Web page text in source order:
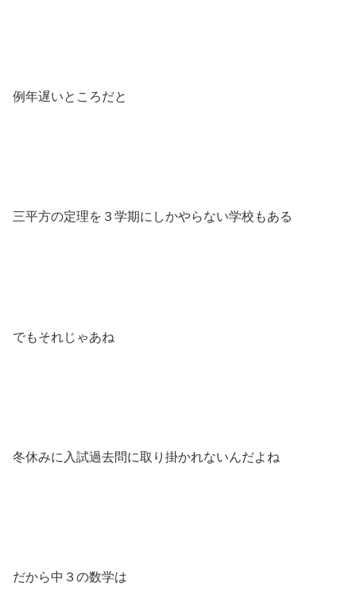
例年遅いところだと
三平方の定理を３学期にしかやらない学校もある
でもそれじゃあね
冬休みに入試過去問に取り掛かれないんだよね
だから中３の数学は